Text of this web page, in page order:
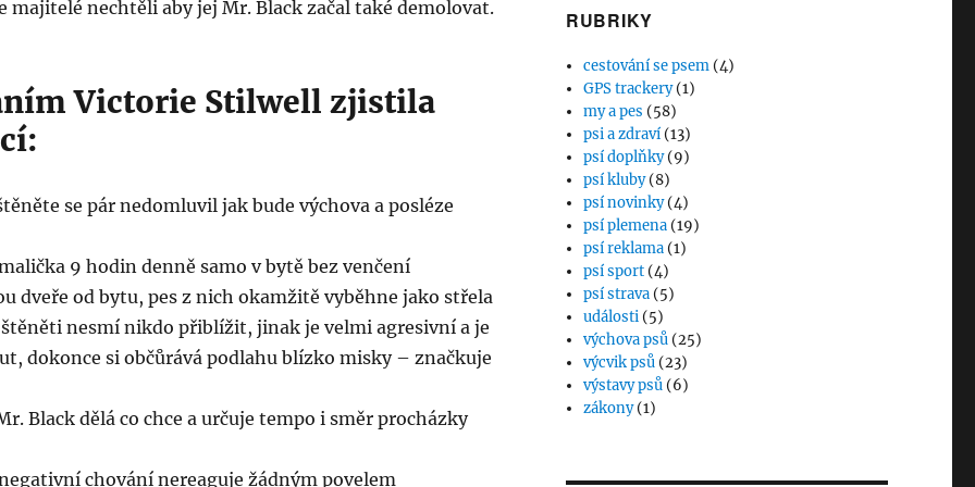
majitelé nechtěli aby jej Mr. Black začal také demolovat.
Victorie Stilwell zjistila
se pár nedomluvil jak bude výchova a posléze
9 hodin denně samo v bytě bez venčení
dveře od bytu, pes z nich okamžitě vyběhne jako střela
nesmí nikdo přiblížit, jinak je velmi agresivní a je
dokonce si občůrává podlahu blízko misky – značkuje
Black dělá co chce a určuje tempo i směr procházky
chování nereaguje žádným povelem
RUBRIKY
cestování se psem (4)
GPS trackery(1)
my a pes (58)
psi a zdraví (13)
psí doplňky(9)
psí kluby(8)
psí novinky(4)
psí plemena (19)
psí reklama (1)
psí sport (4)
psí strava (5)
události (5)
výchova psů (25)
výcvik psů (23)
výstavy psů (6)
zákony(1)